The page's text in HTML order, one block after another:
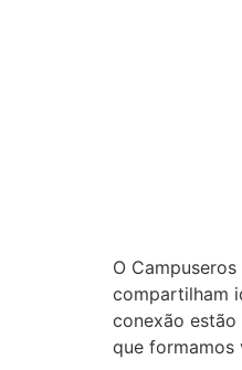
O
compartilham
conexão
que formamos